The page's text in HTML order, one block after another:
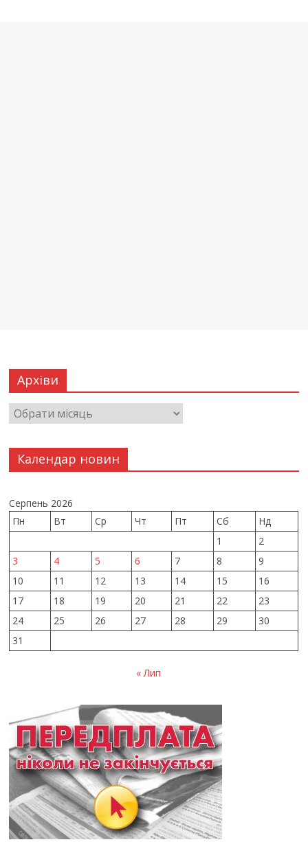
Архіви
Календар новин
Серпень 2026
Пн
Вт Ср Чт Пт Сб
Нд
1
2
3
4 5 6 7 8
9
10
11 12 13 14 15
16
17
18 19 20 21 22
23
24
25 26 27 28 29
30
31
« Лип